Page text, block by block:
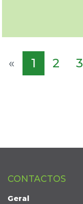
« 1 2 3
CONTACTOS
Geral